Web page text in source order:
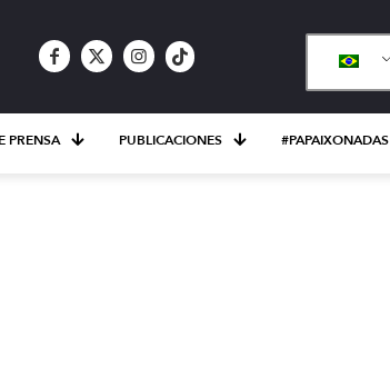
PRENSA PUBLICACIONES #PAPAIXONADAS